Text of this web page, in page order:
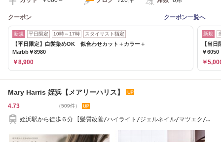
クーポン クーポン一覧へ
新規 平日限定 10時～17時 スタイリスト指定
【平日限定】白髪染めOK 似合わせカット＋カラー＋
Marbb￥8980
￥8,900
新規
【当
￥
￥
Mary Harris 姪浜【メアリーハリス】
4.73 （509件）
姪浜駅から徒歩６分 [髪質改善/ハイライト/ジェルネイル/マツエク/マ